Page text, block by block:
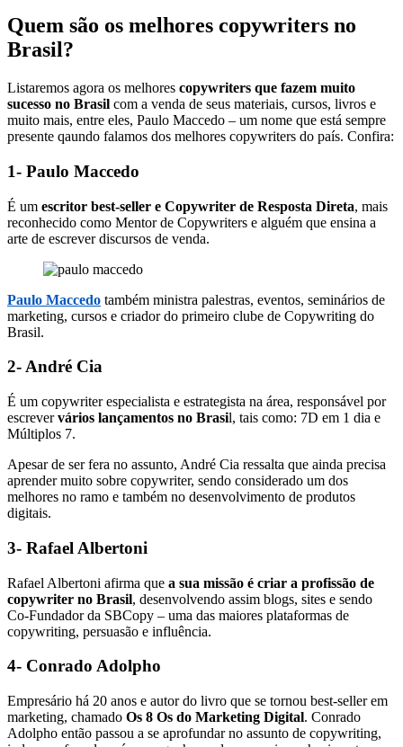
Quem são os melhores copywriters no
Brasil?
Listaremos agora os melhores copywriters que fazem muito
sucesso no Brasil com a venda de seus materiais, cursos, livros e
muito mais, entre eles, Paulo Maccedo – um nome que está sempre
presente qaundo falamos dos melhores copywriters do país. Confira:
1- Paulo Maccedo
É um escritor best-seller e Copywriter de Resposta Direta, mais
reconhecido como Mentor de Copywriters e alguém que ensina a
arte de escrever discursos de venda.
Paulo Maccedo também ministra palestras, eventos, seminários de
marketing, cursos e criador do primeiro clube de Copywriting do
Brasil.
2- André Cia
É um copywriter especialista e estrategista na área, responsável por
escrevervários lançamentos no Brasil, tais como: 7D em 1 dia e
Múltiplos 7.
Apesar de ser fera no assunto, André Cia ressalta que ainda precisa
aprender muito sobre copywriter, sendo considerado um dos
melhores no ramo e também no desenvolvimento de produtos
digitais.
3- Rafael Albertoni
Rafael Albertoni afirma que a sua missão é criar a profissão de
copywriter no Brasil, desenvolvendo assim blogs, sites e sendo
Co-Fundador da SBCopy – uma das maiores plataformas de
copywriting, persuasão e influência.
4- Conrado Adolpho
Empresário há 20 anos e autor do livro que se tornou best-seller em
marketing, chamado Os 8 Os do Marketing Digital. Conrado
Adolpho então passou a se aprofundar no assunto de copywriting,